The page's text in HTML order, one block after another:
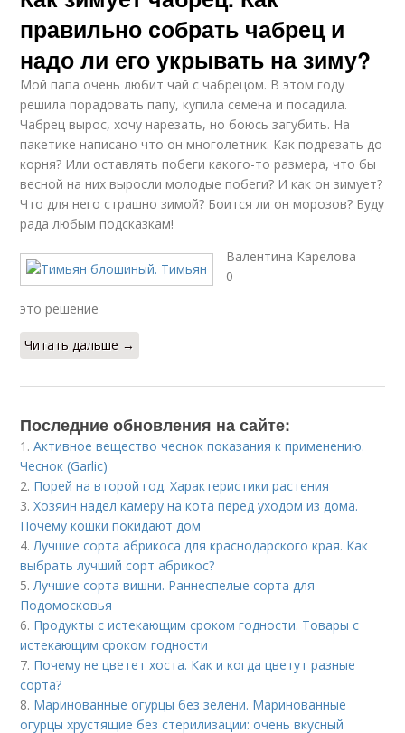
правильно собрать чабрец и
надо ли его укрывать на зиму?
Мой папа очень любит чай с чабрецом. В этом году
решила порадовать папу, купила семена и посадила.
Чабрец вырос, хочу нарезать, но боюсь загубить. На
пакетике написано что он многолетник. Как подрезать до
корня? Или оставлять побеги какого-то размера, что бы
весной на них выросли молодые побеги? И как он зимует?
Что для него страшно зимой? Боится ли он морозов? Буду
рада любым подсказкам!
Валентина Карелова
0
это решение
Читать дальше →
Последние обновления на сайте:
1.Активное вещество чеснок показания к применению.
Чеснок (Garlic)
2. Порей на второй год. Характеристики растения
3.Хозяин надел камеру на кота перед уходом из дома.
Почему кошки покидают дом
4. Лучшие сорта абрикоса для краснодарского края. Как
выбрать лучший сорт абрикос?
5. Лучшие сорта вишни. Раннеспелые сорта для
Подомосковья
6. Продукты с истекающим сроком годности. Товары с
истекающим сроком годности
7. Почему не цветет хоста. Как и когда цветут разные
сорта?
8. Маринованные огурцы без зелени. Маринованные
огурцы хрустящие без стерилизации: очень вкусный